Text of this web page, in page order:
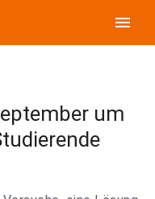
menu
um